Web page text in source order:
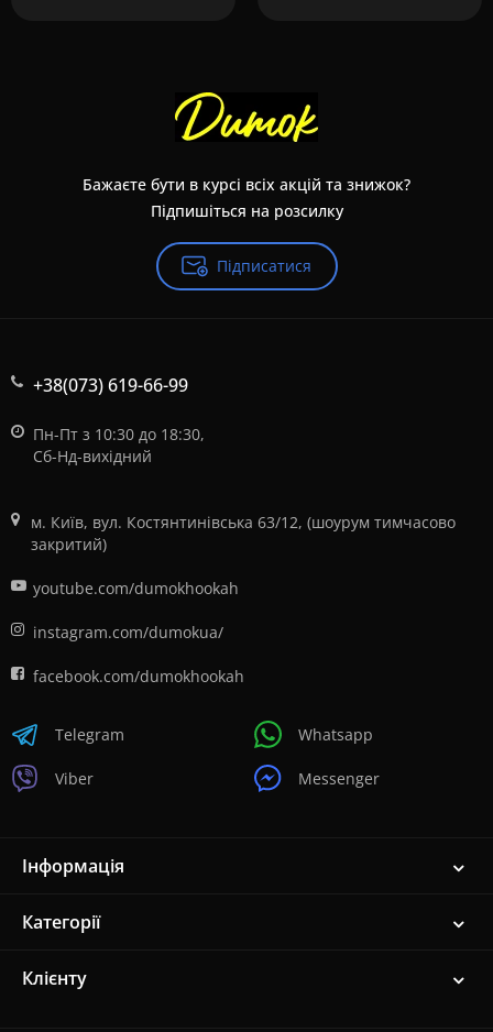
Бажаєте бути в курсі всіх акцій та знижок?
Підпишіться на розсилку
Підписатися
+38(073) 619-66-99
Пн-Пт з 10:30 до 18:30,
Сб-Нд-вихідний
м. Київ, вул. Костянтинівська 63/12, (шоурум тимчасово
закритий)
youtube.com/dumokhookah
instagram.com/dumokua/
facebook.com/dumokhookah
Telegram
Viber
Whatsapp
Messenger
Інформація
Категорії
Клієнту